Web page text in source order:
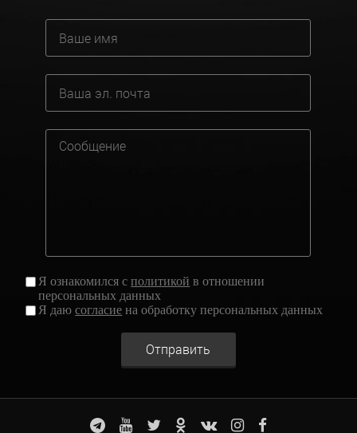
Я ознакомился сполитикой в отношении
персональных данных
Я даюсогласие на обработку персональных данных
Отправить